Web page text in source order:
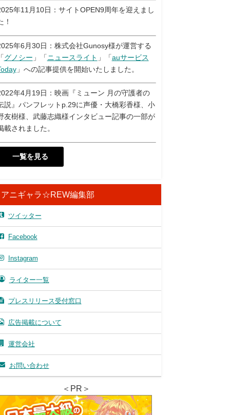
年11月10日：サイトOPEN9周年を迎えまし
！
年6月30日：株式会社Gunosy様が運営する
グノシー 」「 ニュースライト 」「auサービス
」への記事提供を開始いたしました。
年4月19日：映画『ミューン 月の守護者の
説』パンフレットp.29に声優・大橋彩香様、小
友樹様、武藤志織様インタビュー記事の一部が
載されました。
一覧を見る
アニギャラ☆REW編集部
ツイッター
Facebook
Instagram
ライター一覧
プレスリリース受付窓口
広告掲載について
運営会社
お問い合わせ
＜PR＞